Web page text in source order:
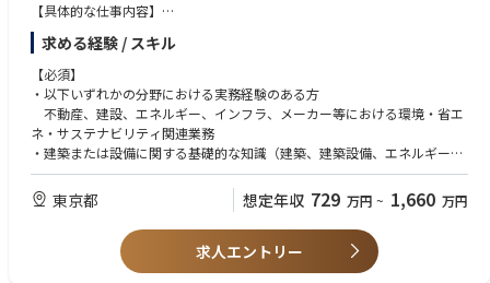
【具体的な仕事内容】
・省エネ法（エネルギー使用合理化法）や各種地方自治体条例に基づく届
出・定期報告・中長期計画の作成および運用
・保有物件におけるエネルギー使用量・CO2排出量（Scope1・2・3）の
データ収集、分析、削減施策の検討
・省エネ改修、設備更新（高効率空調・照明、BEMS等）の企画・導入支
援
・RE100対応、再生可能エネルギー導入の検討・推進
・建築推進部門(新築・改修)、ビル管理部門、電力会社等のインフラ会社
等との連携・調整
・建築分野における社内DX推進（システム導入検討、データ処理・加工、
ダッシュボード・分析レポートの作成）
求める経験 / スキル
【必須】
・以下いずれかの分野における実務経験のある方
不動産、建設、エネルギー、インフラ、メーカー等における環境・省エ
ネ・サステナビリティ関連業務
・建築または設備に関する基礎的な知識（建築、建築設備、エネルギー管
理等）をお持ちの方
・Excel・PowerPoint等を用いた数値整理、資料作成能力のある方
・建築物省エネ法、省エネ法に基づく届出・定期報告の実務経験
・SBT、RE100、TCFD、CDP等への対応経験
東京都 想定年収 729 万円 ~ 1,660 万円
求人エントリー